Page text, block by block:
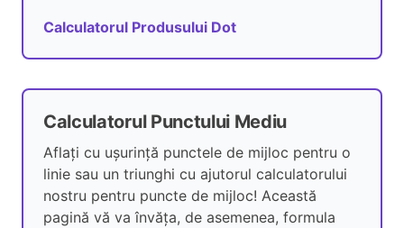
Calculatorul Produsului Dot
Calculatorul Punctului Mediu
Aflați cu ușurință punctele de mijloc pentru o
linie sau un triunghi cu ajutorul calculatorului
nostru pentru puncte de mijloc! Această
pagină vă va învăța, de asemenea, formula